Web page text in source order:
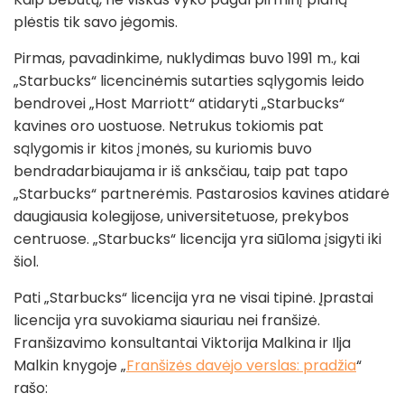
plėstis tik savo jėgomis.
Pirmas, pavadinkime, nuklydimas buvo 1991 m., kai
„Starbucks“ licencinėmis sutarties sąlygomis leido
bendrovei „Host Marriott“ atidaryti „Starbucks“
kavines oro uostuose. Netrukus tokiomis pat
sąlygomis ir kitos įmonės, su kuriomis buvo
bendradarbiaujama ir iš anksčiau, taip pat tapo
„Starbucks“ partnerėmis. Pastarosios kavines atidarė
daugiausia kolegijose, universitetuose, prekybos
centruose. „Starbucks“ licencija yra siūloma įsigyti iki
šiol.
Pati „Starbucks“ licencija yra ne visai tipinė. Įprastai
licencija yra suvokiama siauriau nei franšizė.
Franšizavimo konsultantai Viktorija Malkina ir Ilja
Malkin knygoje „Franšizės davėjo verslas: pradžia“
rašo: